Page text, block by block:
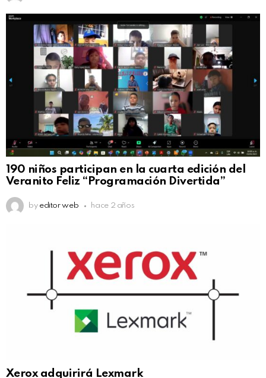
190 niños participan en la cuarta edición del
Veranito Feliz “Programación Divertida”
by editor web hace 2 años
Xerox adquirirá Lexmark